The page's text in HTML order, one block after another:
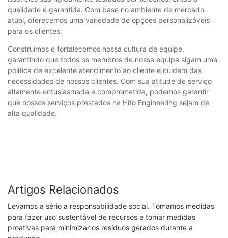
qualidade é garantida. Com base no ambiente de mercado
atual, oferecemos uma variedade de opções personalizáveis ​​
para os clientes.
Construímos e fortalecemos nossa cultura de equipe,
garantindo que todos os membros de nossa equipe sigam uma
política de excelente atendimento ao cliente e cuidem das
necessidades de nossos clientes. Com sua atitude de serviço
altamente entusiasmada e comprometida, podemos garantir
que nossos serviços prestados na Hito Engineering sejam de
alta qualidade.
Artigos Relacionados
Levamos a sério a responsabilidade social. Tomamos medidas
para fazer uso sustentável de recursos e tomar medidas
proativas para minimizar os resíduos gerados durante a